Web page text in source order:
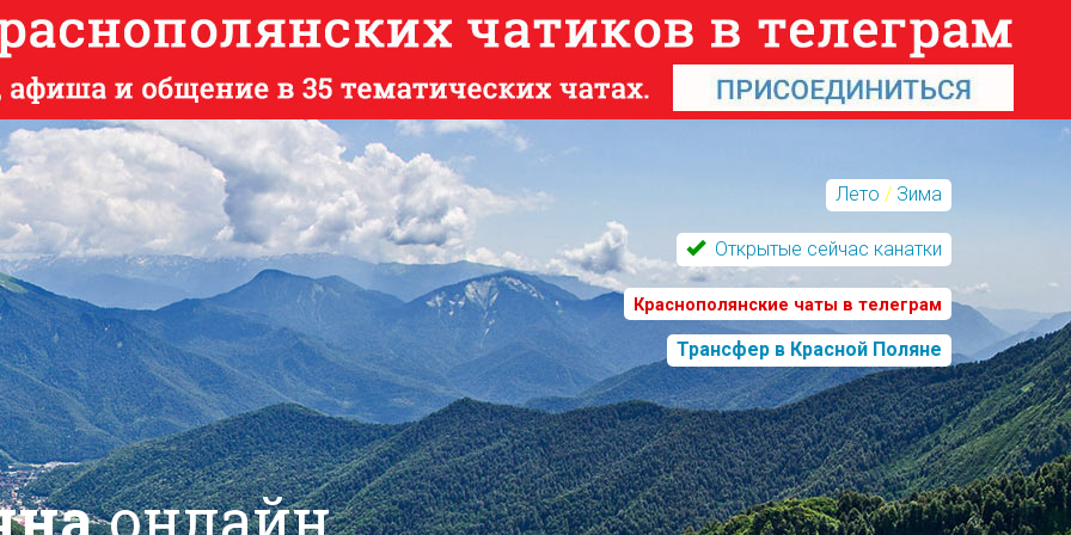
Лето / Зима
Открытые сейчас канатки
Краснополянские чаты в телеграм
Трансфер в Красной Поляне